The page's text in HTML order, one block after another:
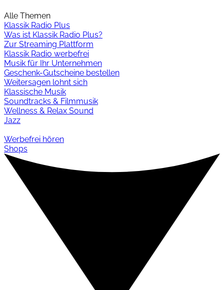
Alle Themen
Klassik Radio Plus
Was ist Klassik Radio Plus?
Zur Streaming Plattform
Klassik Radio werbefrei
Musik für Ihr Unternehmen
Geschenk-Gutscheine bestellen
Weitersagen lohnt sich
Klassische Musik
Soundtracks & Filmmusik
Wellness & Relax Sound
Jazz
Werbefrei hören
Shops